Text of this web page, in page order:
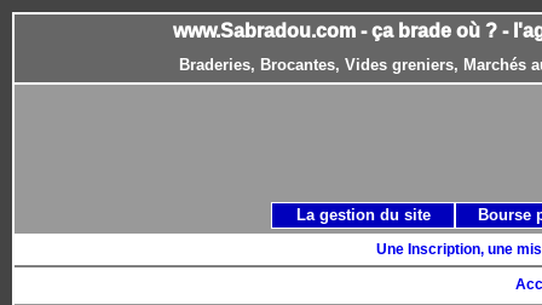
www.Sabradou.com - ça brade où ? -
Braderies, Brocantes, Vides greniers, Marchés
Une Inscription, une
La gestion du site Bourse